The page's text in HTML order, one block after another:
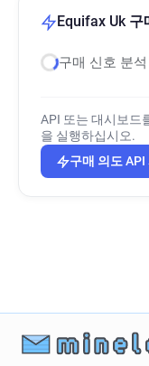
Equifax Uk 구
구매 신호 분
API 또는 대시보드
을 실행하십시오.
구매 의도 API